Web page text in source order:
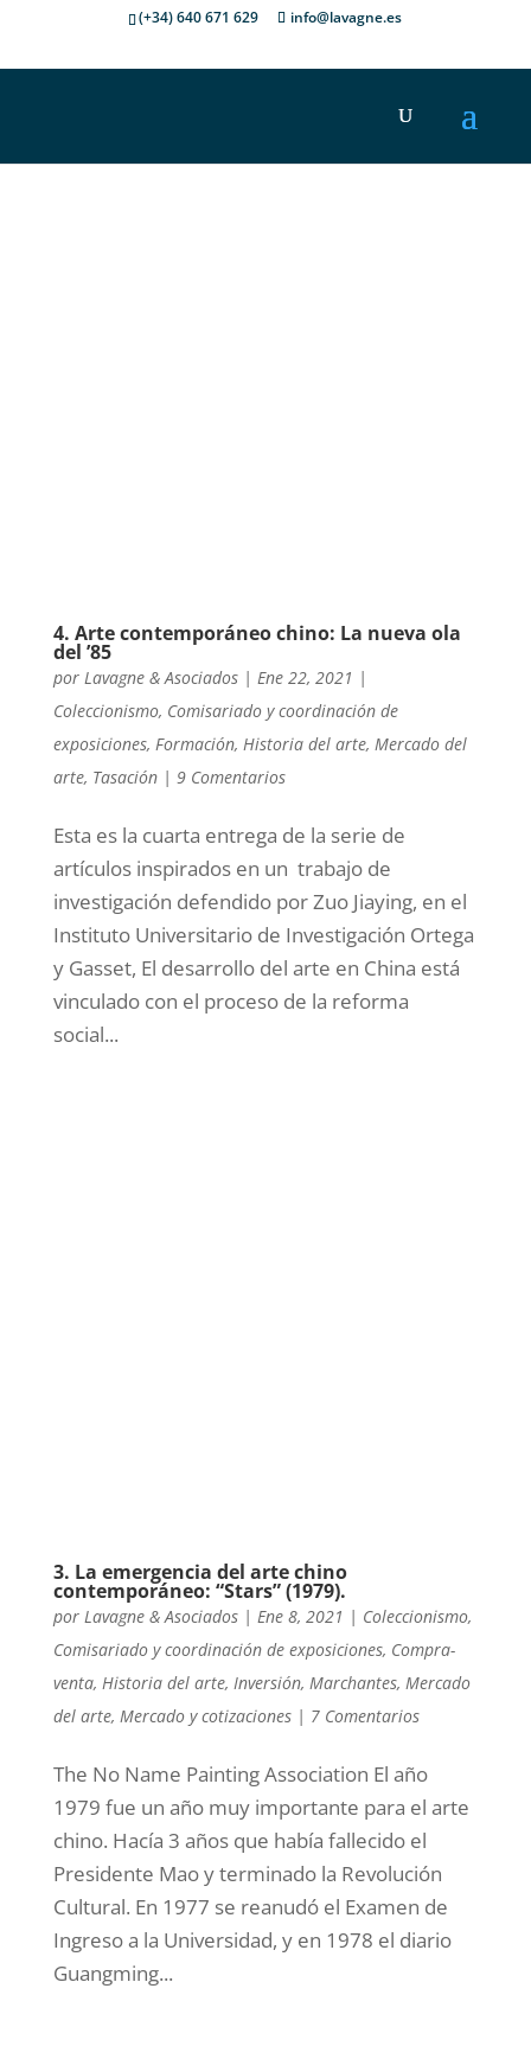
(+34) 640 671 629 info@lavagne.es
4. Arte contemporáneo chino: La nueva ola
del ’85
por Lavagne & Asociados| Ene 22, 2021 |
Coleccionismo, Comisariado y coordinación de
exposiciones, Formación, Historia del arte, Mercado del
arte, Tasación| 9 Comentarios
Esta es la cuarta entrega de la serie de
artículos inspirados en un trabajo de
investigación defendido por Zuo Jiaying, en el
Instituto Universitario de Investigación Ortega
y Gasset, El desarrollo del arte en China está
vinculado con el proceso de la reforma
social...
3. La emergencia del arte chino
contemporáneo: “Stars” (1979).
por Lavagne & Asociados| Ene 8, 2021 | Coleccionismo,
Comisariado y coordinación de exposiciones, Compra-
venta, Historia del arte, Inversión, Marchantes, Mercado
del arte, Mercado y cotizaciones| 7 Comentarios
The No Name Painting Association El año
1979 fue un año muy importante para el arte
chino. Hacía 3 años que había fallecido el
Presidente Mao y terminado la Revolución
Cultural. En 1977 se reanudó el Examen de
Ingreso a la Universidad, y en 1978 el diario
Guangming...